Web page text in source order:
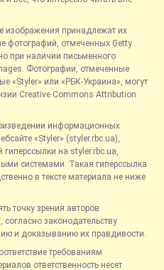
изображения принадлежат их
фотографий, отмеченных Getty
при наличии письменного
Фотографии, отмеченные
«Styler» или «РБК-Украина», могут
Creative Commons Attribution
информационных
«Styler» (styler.rbc.ua),
на styler.rbc.ua,
системами. Такая гиперссылка
в тексте материала не ниже
точку зрения авторов
законодательству
и доказыванию их правдивости.
требованиям
ответственность несет